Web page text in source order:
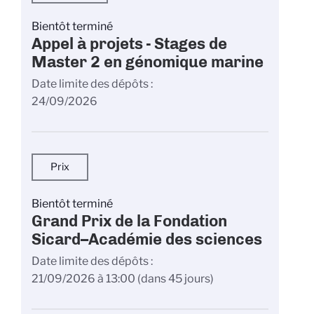
Bientôt terminé
Appel à projets - Stages de
Master 2 en génomique marine
Date limite des dépôts
24/09/2026
Prix
Bientôt terminé
Grand Prix de la Fondation
Sicard–Académie des sciences
Date limite des dépôts
21/09/2026 à 13:00 (dans 45 jours)